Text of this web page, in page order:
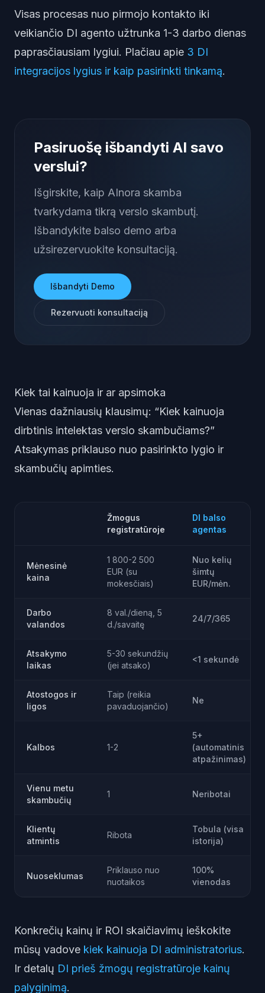
Visas procesas nuo pirmojo kontakto iki
veikiančio DI agento užtrunka 1-3 darbo dienas
paprasčiausiam lygiui. Plačiau apie 3 DI
integracijos lygius ir kaip pasirinkti tinkamą.
Pasiruošę išbandyti AI savo
verslui?
Išgirskite, kaip AInora skamba
tvarkydama tikrą verslo skambutį.
Išbandykite balso demo arba
užsirezervuokite konsultaciją.
Išbandyti Demo
Rezervuoti konsultaciją
Kiek tai kainuoja ir ar apsimoka
Vienas dažniausių klausimų: “Kiek kainuoja
dirbtinis intelektas verslo skambučiams?”
Atsakymas priklauso nuo pasirinkto lygio ir
skambučių apimties.
Žmogus
registratūroje
DI balso
agentas
Mėnesinė
kaina
1 800-2 500
EUR (su
mokesčiais)
Nuo kelių
šimtų
EUR/mėn.
Darbo
valandos
8 val./dieną, 5
d./savaitę
24/7/365
Atsakymo
laikas
5-30 sekundžių
(jei atsako)
<1 sekundė
Atostogos ir
ligos
Taip (reikia
pavaduojančio)
Ne
Kalbos 1-2
5+
(automatinis
atpažinimas)
Vienu metu
skambučių
1 Neribotai
Klientų
atmintis
Ribota
Tobula (visa
istorija)
Nuoseklumas
Priklauso nuo
nuotaikos
100%
vienodas
Konkrečių kainų ir ROI skaičiavimų ieškokite
mūsų vadove kiek kainuoja DI administratorius.
Ir detalų DI prieš žmogų registratūroje kainų
palyginimą.